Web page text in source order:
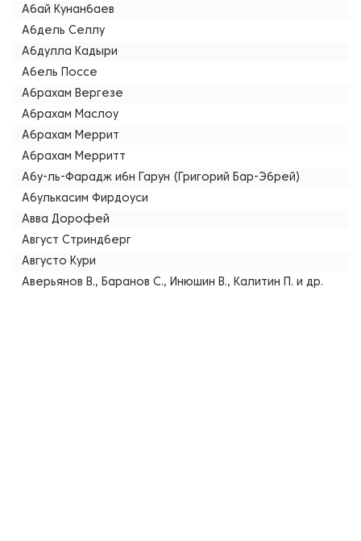
Абай Кунанбаев
Абдель Селлу
Абдулла Кадыри
Абель Поссе
Абрахам Вергезе
Абрахам Маслоу
Абрахам Меррит
Абрахам Мерритт
Абу-ль-Фарадж ибн Гарун (Григорий Бар-Эбрей)
Абулькасим Фирдоуси
Авва Дорофей
Август Стриндберг
Августо Кури
Аверьянов В., Баранов С., Инюшин В., Калитин П. и др.